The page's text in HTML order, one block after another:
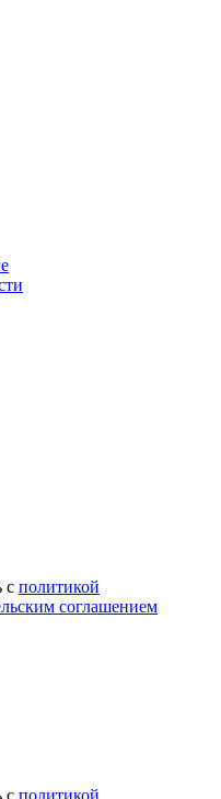
с политикой
соглашением
с политикой